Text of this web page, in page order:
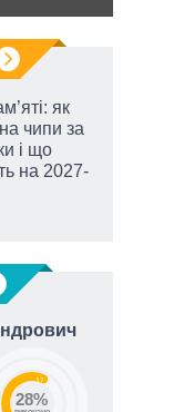
як
чипи за
і що
на 2027-
57
28%